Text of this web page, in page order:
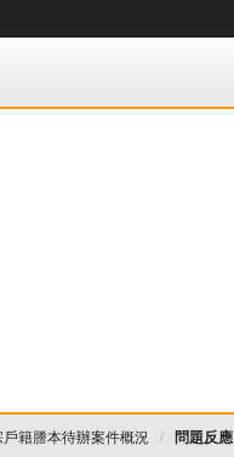
收件處理狀況查詢系統
籍謄本待辦案件概況 問題反應